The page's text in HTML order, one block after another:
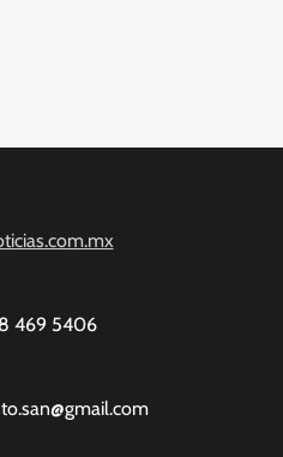
469 5406